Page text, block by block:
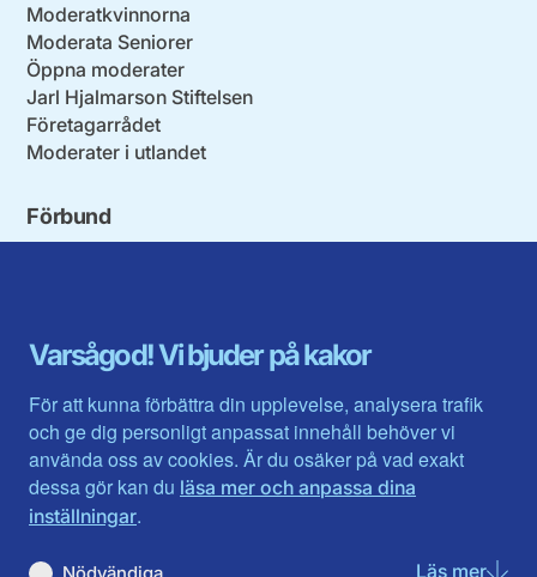
Varsågod! Vi bjuder på kakor
För att kunna förbättra din upplevelse, analysera trafik
och ge dig personligt anpassat innehåll behöver vi
använda oss av cookies. Är du osäker på vad exakt
dessa gör kan du läsa mer och anpassa dina
inställningar.
Nödvändiga Läs merom
Moderatkvinnorna
Moderata Seniorer
Öppna moderater
Jarl Hjalmarson Stiftelsen
Företagarrådet
Moderater i utlandet
Förbund
Gävleborg
Halland
Jämtlands län
Jönköpings län
Kalmar län
Kronobergs län
Norrbotten
Skåne län
Värmlands län
Västerbotten
Västra Götaland
Västernorrland
Västmanland
Örebro län
Östergötland